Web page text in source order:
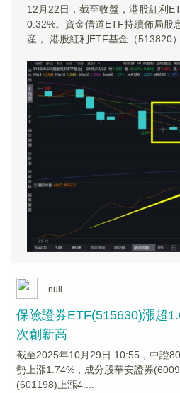
12月22日，截至收盤，港股紅利
0.32%。資金借道ETF持續佈局股
産， 港股紅利ETF基金（513820
null
保險證券ETF(515630)漲超
次創新高
截至2025年10月29日 10:55，中證
勢上漲1.74%，成分股華安證券
(601198)上漲4....